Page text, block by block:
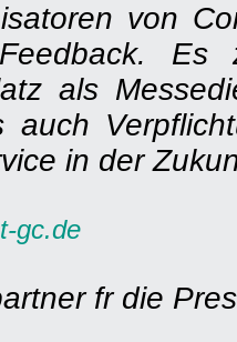
von
als
auch
in der
gc.de
fr die